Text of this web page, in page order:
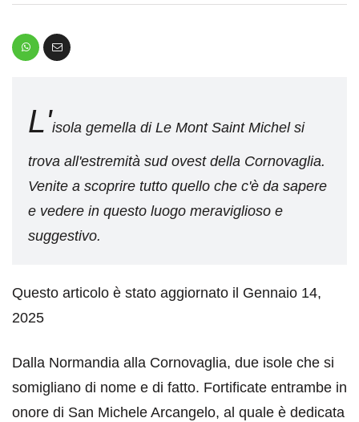
L'isola gemella di Le Mont Saint Michel si
trova all'estremità sud ovest della Cornovaglia.
Venite a scoprire tutto quello che c'è da sapere
e vedere in questo luogo meraviglioso e
suggestivo.
Questo articolo è stato aggiornato il Gennaio 14,
2025
Dalla Normandia alla Cornovaglia, due isole che si
somigliano di nome e di fatto. Fortificate entrambe in
onore di San Michele Arcangelo, al quale è dedicata